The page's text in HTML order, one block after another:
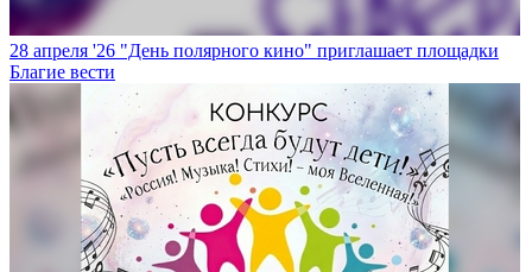
28 апреля '26 "День полярного кино" приглашает площадки
Благие вести